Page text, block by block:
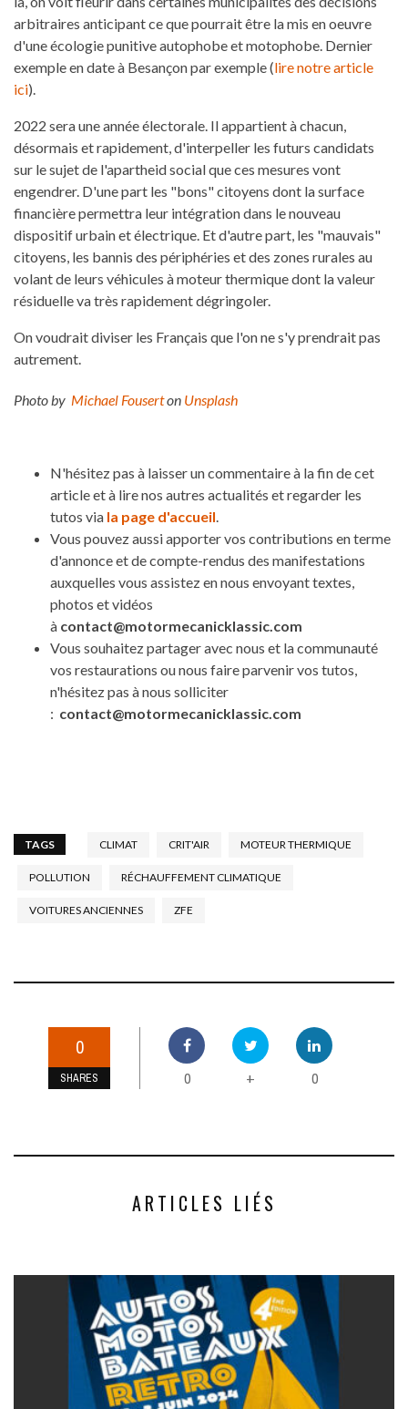
arbitraires anticipant ce que pourrait être la mis en oeuvre
d'une écologie punitive autophobe et motophobe. Dernier
exemple en date à Besançon par exemple (lire notre article
ici).
2022 sera une année électorale. Il appartient à chacun,
désormais et rapidement, d'interpeller les futurs candidats
sur le sujet de l'apartheid social que ces mesures vont
engendrer. D'une part les "bons" citoyens dont la surface
financière permettra leur intégration dans le nouveau
dispositif urbain et électrique. Et d'autre part, les "mauvais"
citoyens, les bannis des périphéries et des zones rurales au
volant de leurs véhicules à moteur thermique dont la valeur
résiduelle va très rapidement dégringoler.
On voudrait diviser les Français que l'on ne s'y prendrait pas
autrement.
Photo by Michael Fouserton Unsplash
N'hésitez pas à laisser un commentaire à la fin de cet
article et à lire nos autres actualités et regarder les
tutos via la page d'accueil.
Vous pouvez aussi apporter vos contributions en terme
d'annonce et de compte-rendus des manifestations
auxquelles vous assistez en nous envoyant textes,
photos et vidéos
à contact@motormecanicklassic.com
Vous souhaitez partager avec nous et la communauté
vos restaurations ou nous faire parvenir vos tutos,
n'hésitez pas à nous solliciter
: contact@motormecanicklassic.com
TAGS CLIMAT CRIT'AIR MOTEUR THERMIQUE
POLLUTION RÉCHAUFFEMENT CLIMATIQUE
VOITURES ANCIENNES ZFE
0
SHARES 0 + 0
ARTICLES LIÉS